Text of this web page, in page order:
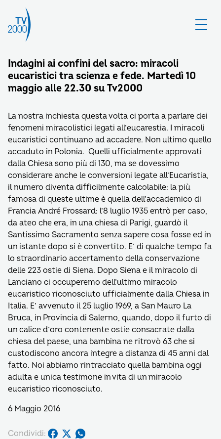
Indagini ai confini del sacro: miracoli
eucaristici tra scienza e fede. Martedì 10
maggio alle 22.30 su Tv2000
La nostra inchiesta questa volta ci porta a parlare dei
fenomeni miracolistici legati all’eucarestia. I miracoli
eucaristici continuano ad accadere. Non ultimo quello
accaduto in Polonia. Quelli ufficialmente approvati
dalla Chiesa sono più di 130, ma se dovessimo
considerare anche le conversioni legate all’Eucaristia,
il numero diventa difficilmente calcolabile: la più
famosa di queste ultime è quella dell’accademico di
Francia André Frossard: l’8 luglio 1935 entrò per caso,
da ateo che era, in una chiesa di Parigi, guardò il
Santissimo Sacramento senza sapere cosa fosse ed in
un istante dopo si è convertito. E’ di qualche tempo fa
lo straordinario accertamento della conservazione
delle 223 ostie di Siena. Dopo Siena e il miracolo di
Lanciano ci occuperemo dell’ultimo miracolo
eucaristico riconosciuto ufficialmente dalla Chiesa in
Italia. E’ avvenuto il 25 luglio 1969, a San Mauro La
Bruca, in Provincia di Salerno, quando, dopo il furto di
un calice d’oro contenente ostie consacrate dalla
chiesa del paese, una bambina ne ritrovò 63 che si
custodiscono ancora integre a distanza di 45 anni dal
fatto. Noi abbiamo rintracciato quella bambina oggi
adulta e unica testimone in vita di un miracolo
eucaristico riconosciuto.
6 Maggio 2016
Condividi: